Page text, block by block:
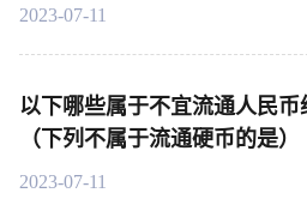
2023-07-11
以下哪些属于不宜流通人民
（下列不属于流通硬币的是）
2023-07-11